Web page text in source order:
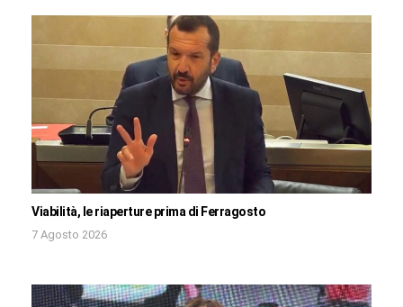
Viabilità, le riaperture prima di Ferragosto
7 Agosto 2026